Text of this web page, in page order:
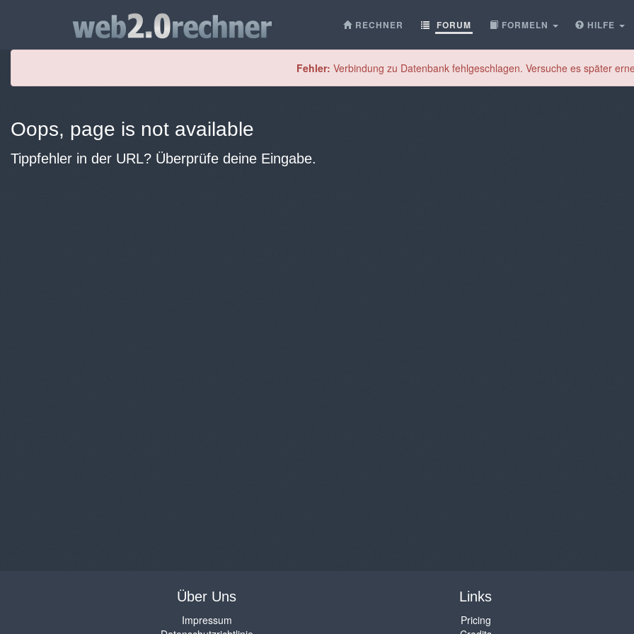
RECHNER FORUM FORMELN HILFE
Fehler: Verbindung zu Datenbank fehlgeschlagen. Versuche es später
Oops, page is not available
Tippfehler in der URL? Überprüfe deine Eingabe.
Über Uns
Impressum
Links
Pricing